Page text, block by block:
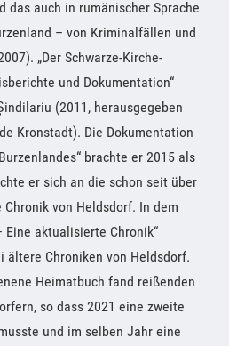
das auch in rumänischer Sprache
– von Kriminalfällen und
„Der Schwarze-Kirche-
und Dokumentation“
(2011, herausgegeben
Kronstadt). Die Dokumentation
brachte er 2015 als
er sich an die schon seit über
von Heldsdorf. In dem
Eine aktualisierte Chronik“
Chroniken von Heldsdorf.
Heimatbuch fand reißenden
so dass 2021 eine zweite
und im selben Jahr eine